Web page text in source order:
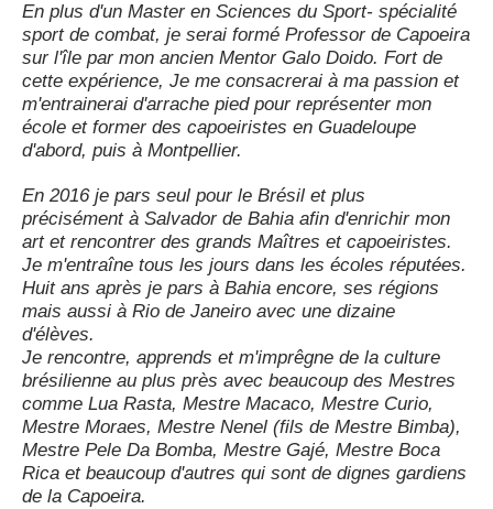
En plus d'un Master en Sciences du Sport- spécialité
sport de combat, je serai formé Professor de Capoeira
sur l'île par mon ancien Mentor Galo Doido. Fort de
cette expérience, Je me consacrerai à ma passion et
m'entrainerai d'arrache pied pour représenter mon
école et former des capoeiristes en Guadeloupe
d'abord, puis à Montpellier.
En 2016 je pars seul pour le Brésil et plus
précisément à Salvador de Bahia afin d'enrichir mon
art et rencontrer des grands Maîtres et capoeiristes.
Je m'entraîne tous les jours dans les écoles réputées.
Huit ans après je pars à Bahia encore, ses régions
mais aussi à Rio de Janeiro avec une dizaine
d'élèves.
Je rencontre, apprends et m'imprêgne de la culture
brésilienne au plus près avec beaucoup des Mestres
comme Lua Rasta, Mestre Macaco, Mestre Curio,
Mestre Moraes, Mestre Nenel (fils de Mestre Bimba),
Mestre Pele Da Bomba, Mestre Gajé, Mestre Boca
Rica et beaucoup d'autres qui sont de dignes gardiens
de la Capoeira.